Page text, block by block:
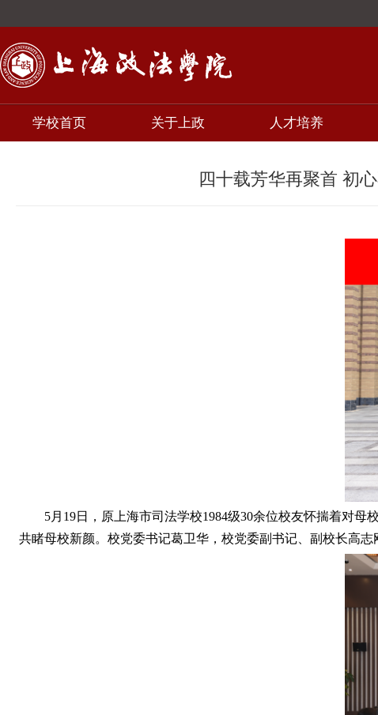
学校首页 关于上政 人才培养
四十载芳华再聚首 初
5月19日，原上海市司法学校1984级30余位校友怀揣着对
共睹母校新颜。校党委书记葛卫华，校党委副书记、副校长高志